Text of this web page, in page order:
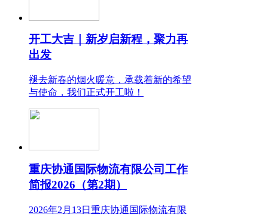
开工大吉｜新岁启新程，聚力再
出发
褪去新春的烟火暖意，承载着新的希望
与使命，我们正式开工啦！
重庆协通国际物流有限公司工作
简报2026（第2期）
2026年2月13日重庆协通国际物流有限